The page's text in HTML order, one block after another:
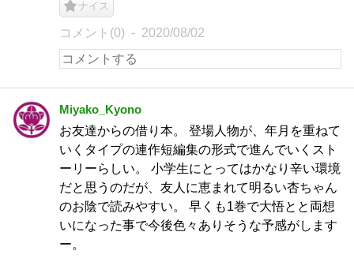
ナイス
コメント(0) 2020/08/02
Miyako_Kyono
お友達からの借り本。 登場人物が、年月を重ねて
いくタイプの連作短編集の形式で進んでいくスト
ーリーらしい。 小学生にとってはかなり辛い環境
だと思うのだが、友人に恵まれて明るい杏ちゃん
のお陰で読みやすい。 早くも1巻で大悟とと両想
いになった事で今後色々ありそうな予感がします
ー。